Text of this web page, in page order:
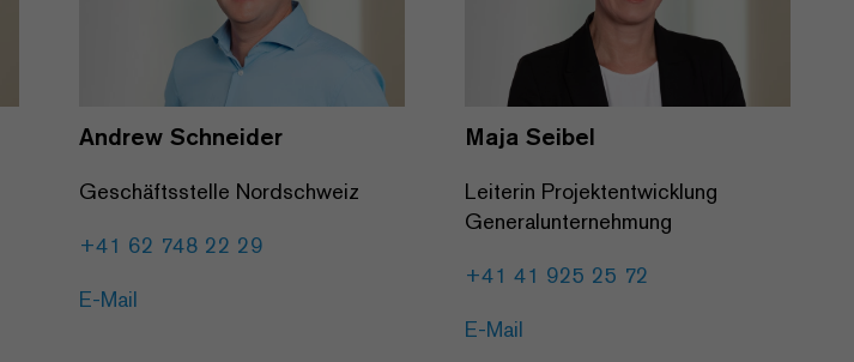
Andrew Schneider
Geschäftsstelle Nordschweiz
+41 62 748 22 29
E-Mail
Maja Seibel
Leiterin Projektentwicklung
Generalunternehmung
+41 41 925 25 72
E-Mail